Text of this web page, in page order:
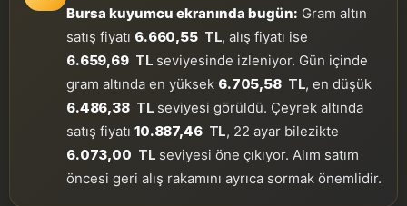
Bursa kuyumcu ekranında bugün: Gram altın
satış fiyatı 6.660,55 TL, alış fiyatı ise
6.659,69 TL seviyesinde izleniyor. Gün içinde
gram altında en yüksek 6.705,58 TL, en düşük
6.486,38 TL seviyesi görüldü. Çeyrek altında
satış fiyatı 10.887,46 TL, 22 ayar bilezikte
6.073,00 TL seviyesi öne çıkıyor. Alım satım
öncesi geri alış rakamını ayrıca sormak önemlidir.